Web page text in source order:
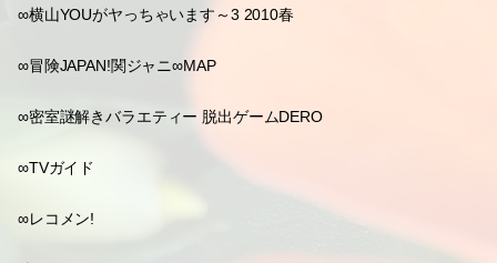
∞横山YOUがヤっちゃいます～3 2010春
∞冒険JAPAN!関ジャニ∞MAP
∞密室謎解きバラエティー 脱出ゲームDERO
∞TVガイド
∞レコメン!